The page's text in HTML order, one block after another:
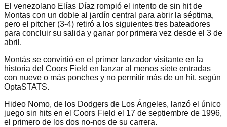
El venezolano Elías Díaz rompió el intento de sin hit de
Montas con un doble al jardín central para abrir la séptima,
pero el pitcher (3-4) retiró a los siguientes tres bateadores
para concluir su salida y ganar por primera vez desde el 3 de
abril.
Montás se convirtió en el primer lanzador visitante en la
historia del Coors Field en lanzar al menos siete entradas
con nueve o más ponches y no permitir más de un hit, según
OptaSTATS.
Hideo Nomo, de los Dodgers de Los Ángeles, lanzó el único
juego sin hits en el Coors Field el 17 de septiembre de 1996,
el primero de los dos no-nos de su carrera.